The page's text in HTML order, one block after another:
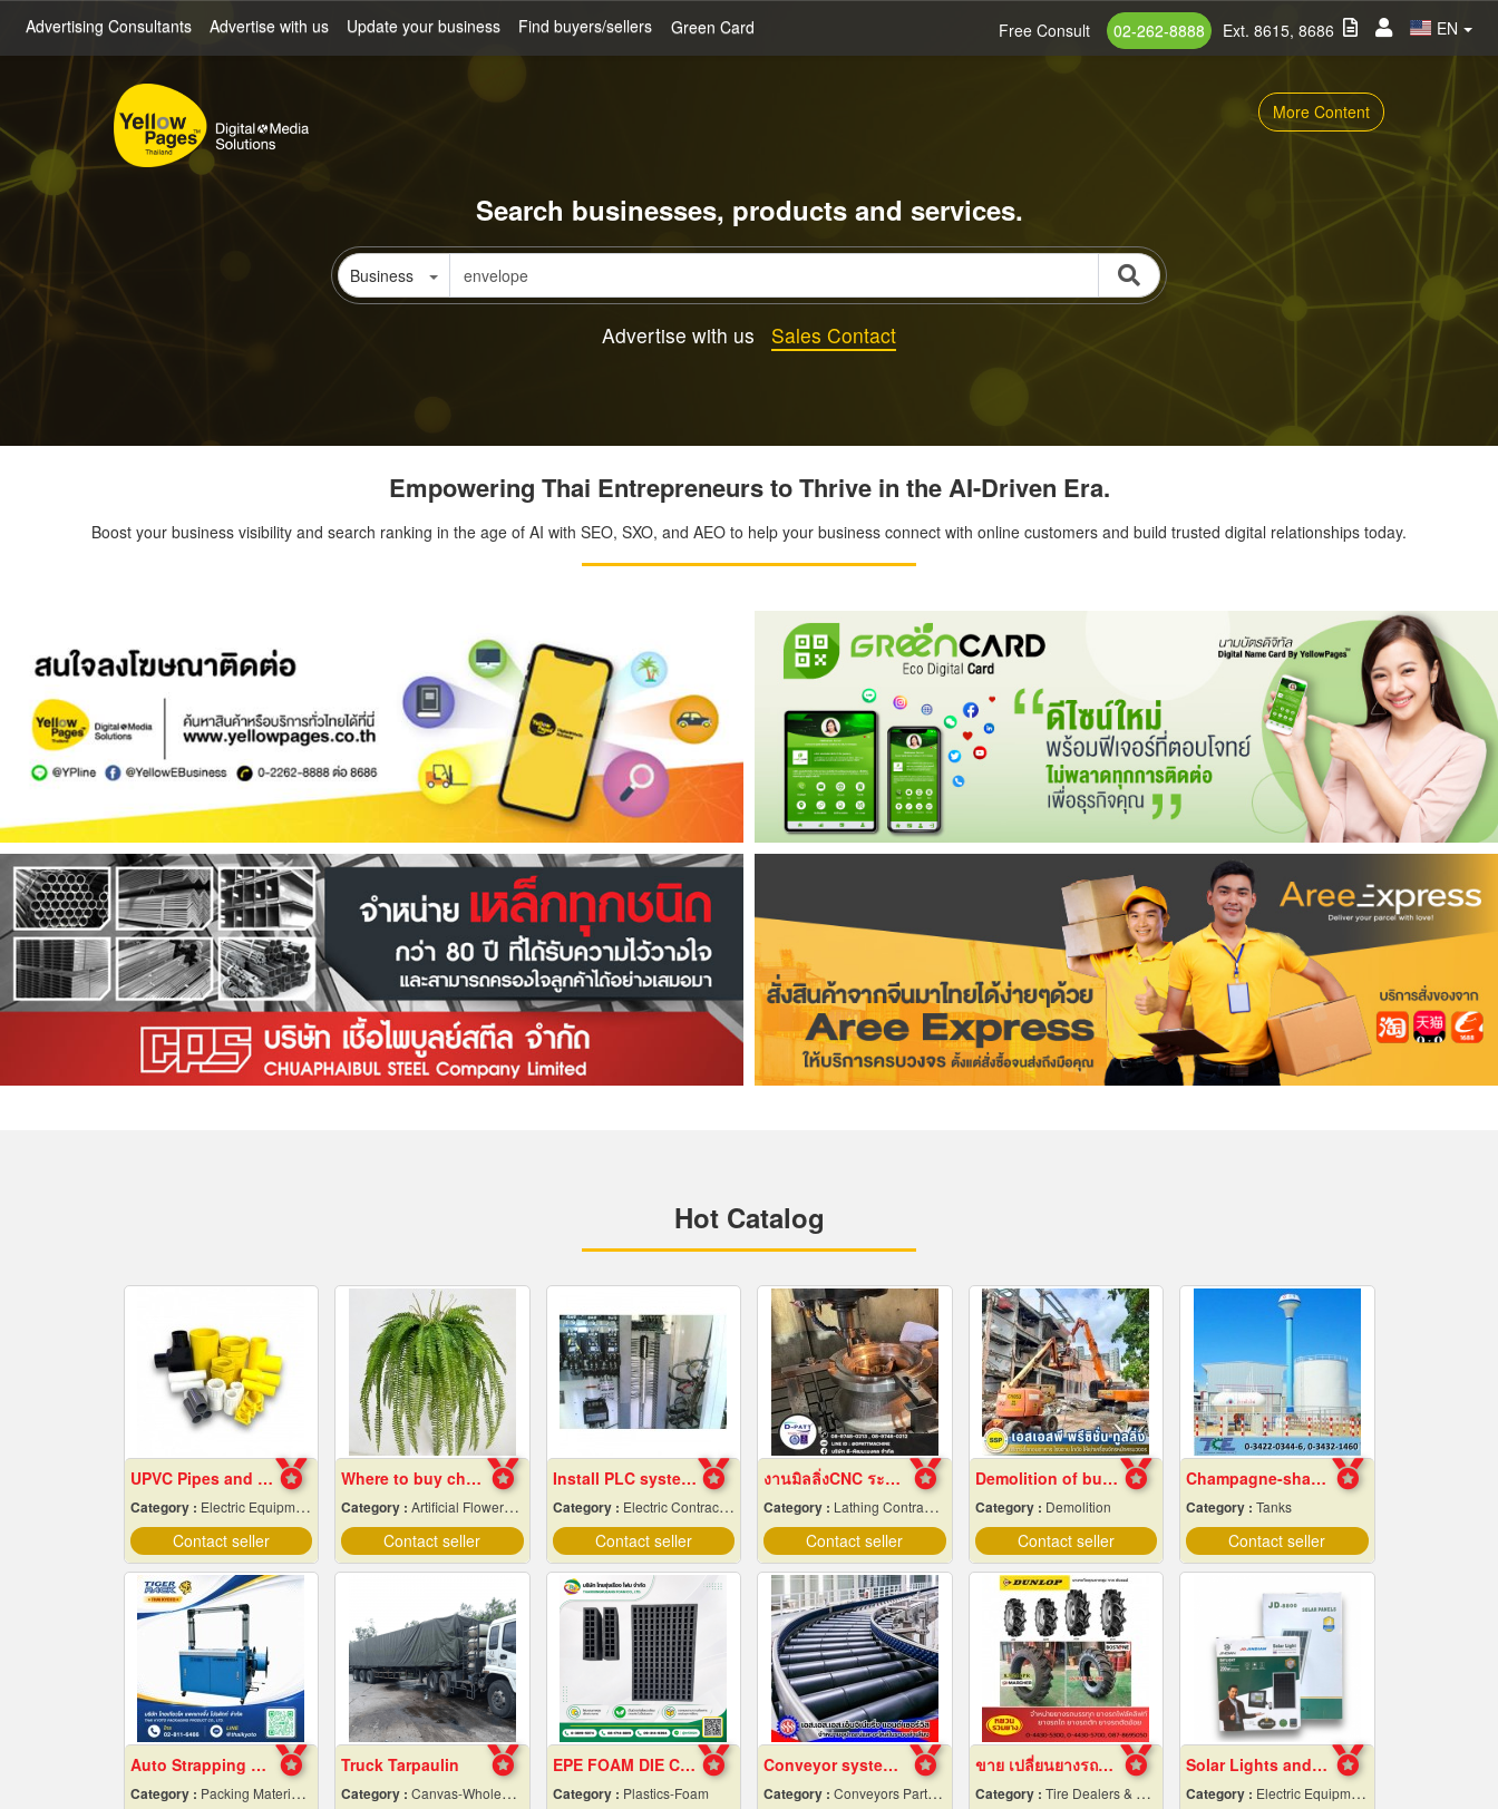
Advertising Consultants Advertise with us Update your business Find buyers/sellers Green Card EN
Free Consult 02-262-8888 Ext. 8615, 8686
More Content
Search businesses, products and services.
Business
Advertise with us Sales Contact
Empowering Thai Entrepreneurs to Thrive in the AI-Driven Era.
Boost your business visibility and search ranking in the age of AI with SEO, SXO, and AEO to help your business connect with online customers and build trusted digital relationships today.
Hot Catalog
UPVC Pipes and Electrical Conduit Accessories in Pattaya and Chonburi
Category : Electric Equipment & Supplies-Wholesale & Manufacturers
Contact seller
Where to buy cheap fake plants
Category : Artificial Flowers & Plants
Contact seller
Install PLC system Rayong
Category : Electric Contractors-Industrial & Residential
Contact seller
งานมิลลิ่งCNC ระยอง
Category : Lathing Contractors
Contact seller
Demolition of buildings in Samut Prakan
Category : Demolition
Contact seller
Champagne-shaped steel water tower
Category : Tanks
Contact seller
Auto Strapping Machine
Category : Packing Materials-Mechanical
Truck Tarpaulin
Category : Canvas-Wholesale & Manufacturers
EPE FOAM DIE CUTTING
Category : Plastics-Foam
Conveyor system installation
Category : Conveyors Parts & Supplies
ขาย เปลี่ยนยางรถไถ 12.4-24
Category : Tire Dealers & Distributors
Solar Lights and Solar Energy Equipment in Pattaya, Chonburi
Category : Electric Equipment & Supplies-Wholesale & Manufacturers